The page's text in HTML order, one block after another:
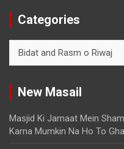
Categories
New Masail
Masjid Ki Jamaat Mein
Karna Mumkin Na Ho To